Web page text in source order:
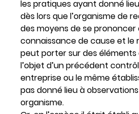
les pratiques ayant donné
dès lors que l’organisme de
des moyens de se
connaissance de cause et le
peut porter sur des
l’objet d’un précédent
entreprise ou le même
pas donné lieu à
organisme.